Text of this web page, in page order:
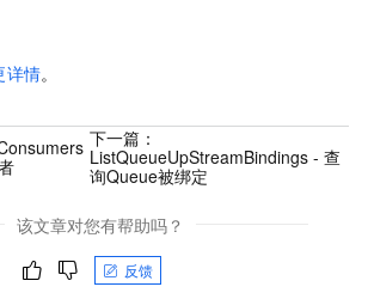
详情。
下一篇：
ListQueueUpStreamBindings - 查
询Queue被绑定
该文章对您有帮助吗？
反馈